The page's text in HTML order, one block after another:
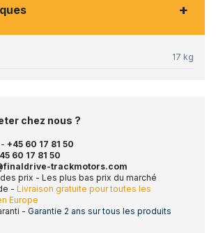
+
17 kg
chez nous ?
+45 60 17 81 50
60 17 81 50
trackmotors.com
prix - Les plus bas prix du marché
- Livraison gratuite pour toutes les
Europe
- Garantie 2 ans sur tous les produits